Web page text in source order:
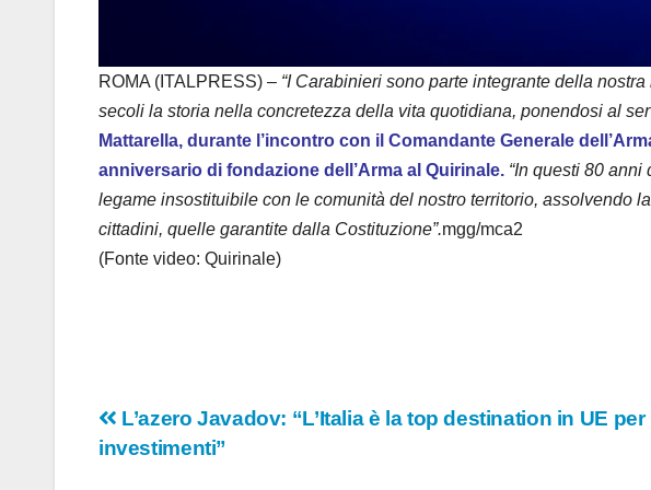
ROMA (ITALPRESS) – “I Carabinieri sono parte integrante della
secoli la storia nella concretezza della vita quotidiana, ponendosi al
Mattarella, durante l’incontro con il Comandante Generale
anniversario di fondazione dell’Arma al Quirinale. “In questi 80
legame insostituibile con le comunità del nostro territorio, assolvendo
cittadini, quelle garantite dalla Costituzione”.mgg/mca2
(Fonte video: Quirinale)
Navigazione
L’azero Javadov: “L’Italia è la top destination in UE
investimenti”